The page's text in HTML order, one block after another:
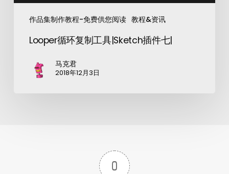
作品集制作教程-免费供您阅读 教程&资讯
Looper循环复制工具|Sketch插件七|
马克君
2018年12月3日
0